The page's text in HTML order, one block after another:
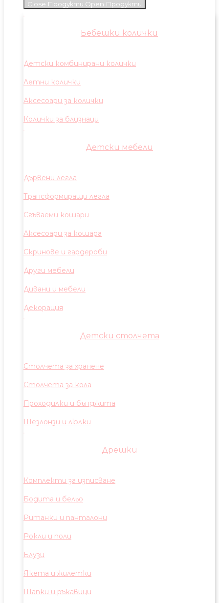
Close Продукти Open Продукти
Бебешки колички
Детски комбинирани колички
Летни колички
Аксесоари за колички
Колички за близнаци
Детски мебели
Дървени легла
Трансформиращи легла
Сгъваеми кошари
Аксесоари за кошара
Скринове и гардероби
Други мебели
Дивани и мебели
Декорация
Детски столчета
Столчета за хранене
Столчета за кола
Проходилки и бънджита
Шезлонзи и люлки
Дрешки
Комплекти за изписване
Бодита и бельо
Ританки и панталони
Рокли и поли
Блузи
Якета и жилетки
Шапки и ръкавици